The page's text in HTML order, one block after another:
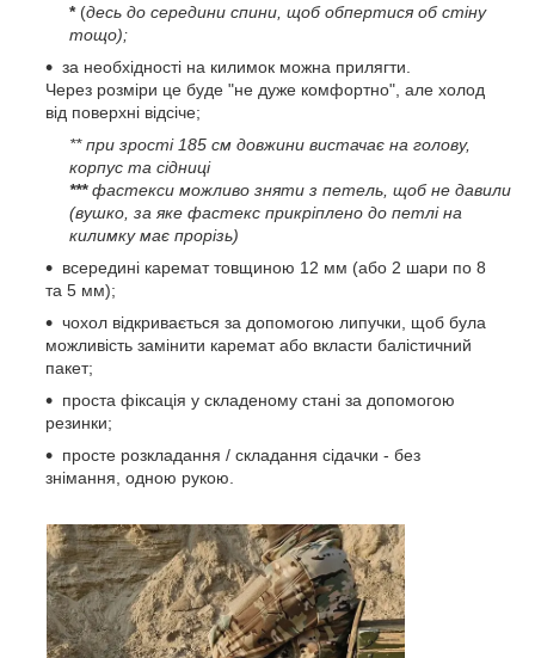
*(десь до середини спини, щоб обпертися об стіну
тощо);
за необхідності на килимок можна прилягти.
Через розміри це буде "не дуже комфортно", але холод
від поверхні відсіче;
** при зрості 185 см довжини вистачає на голову,
корпус та сідниці
***фастекси можливо зняти з петель, щоб не давили
(вушко, за яке фастекс прикріплено до петлі на
килимку має прорізь)
всередині каремат товщиною 12 мм (або 2 шари по 8
та 5 мм);
чохол відкривається за допомогою липучки, щоб була
можливість замінити каремат або вкласти балістичний
пакет;
проста фіксація у складеному стані за допомогою
резинки;
просте розкладання / складання сідачки - без
знімання, одною рукою.